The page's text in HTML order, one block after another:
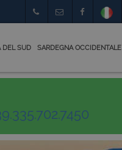
DEL SUD SARDEGNA OCCIDENTALE